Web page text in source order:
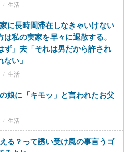
生活
に長時間滞在しなきゃいけない
私の実家を早々に退散する。
ず」夫「それは男だから許され
い」
生活
娘に「キモッ」と言われたお父
生活
る？って誘い受け風の事言うゴ